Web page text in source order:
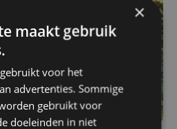
×
maakt gebruik
voor het
advertenties. Sommige
gebruikt voor
doeleinden in niet